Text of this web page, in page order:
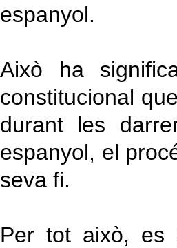
espanyol.
Això ha
constitucional
durant les
espanyol, el
seva fi.
Per tot això, es